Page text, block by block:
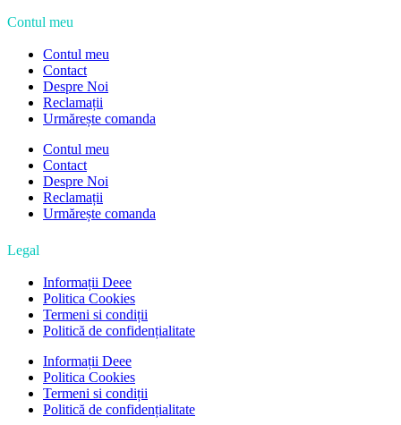
Contul meu
Contul meu
Contact
Despre Noi
Reclamații
Urmărește comanda
Contul meu
Contact
Despre Noi
Reclamații
Urmărește comanda
Legal
Informații Deee
Politica Cookies
Termeni si condiții
Politică de confidențialitate
Informații Deee
Politica Cookies
Termeni si condiții
Politică de confidențialitate